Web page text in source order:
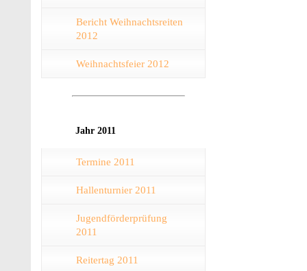
Bericht Weihnachtsreiten
2012
Weihnachtsfeier 2012
Jahr 2011
Termine 2011
Hallenturnier 2011
Jugendförderprüfung
2011
Reitertag 2011